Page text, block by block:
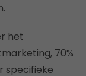
het
70%
specifieke